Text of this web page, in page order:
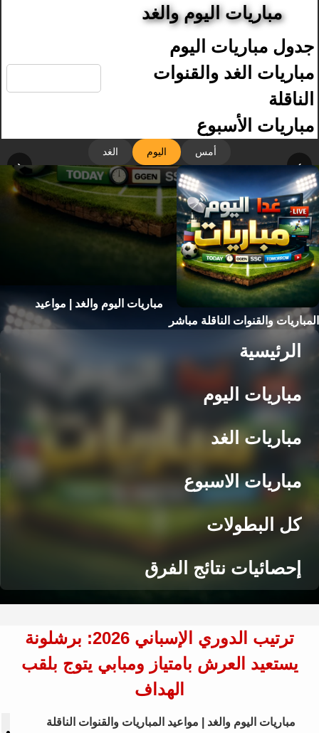
مباريات اليوم والغد
جدول مباريات اليوم
مباريات الغد والقنوات
الناقلة
مباريات الأسبوع
أمس اليوم الغد
‹ ›
مباريات اليوم والغد | مواعيد
المباريات والقنوات الناقلة مباشر
الرئيسية
مباريات اليوم
مباريات الغد
مباريات الاسبوع
كل البطولات
إحصائيات نتائج الفرق
ترتيب الدوري الإسباني 2026: برشلونة
يستعيد العرش بامتياز ومبابي يتوج بلقب
الهداف
مباريات اليوم والغد | مواعيد المباريات والقنوات الناقلة